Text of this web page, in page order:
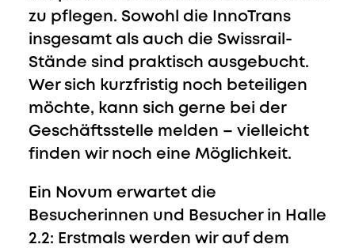
zu pflegen. Sowohl die InnoTrans
insgesamt als auch die Swissrail-
Stände sind praktisch ausgebucht.
Wer sich kurzfristig noch beteiligen
möchte, kann sich gerne bei der
Geschäftsstelle melden – vielleicht
finden wir noch eine Möglichkeit.
Ein Novum erwartet die
Besucherinnen und Besucher in Halle
2.2: Erstmals werden wir auf dem